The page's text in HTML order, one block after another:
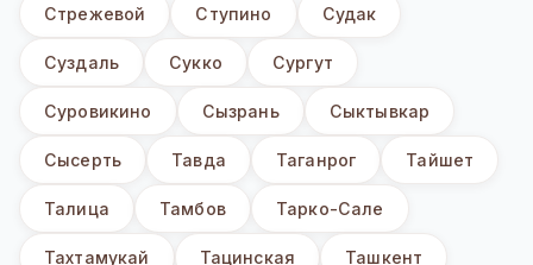
Стрежевой Ступино Судак
Суздаль Сукко Сургут
Суровикино Сызрань Сыктывкар
Сысерть Тавда Таганрог Тайшет
Талица Тамбов Тарко-Сале
Тахтамукай Тацинская Ташкент